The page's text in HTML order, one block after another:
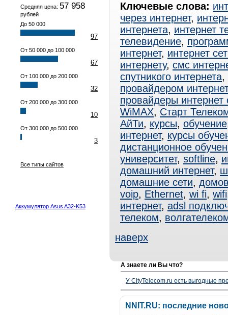
Средняя цена: 57 958
рублей
До 50 000
97
От 50 000 до 100 000
67
От 100 000 до 200 000
32
От 200 000 до 300 000
10
От 300 000 до 500 000
3
Все типы сайтов
Аккумулятор Asus A32-K53
Ключевые слова:
через интернет,
интернета, интернет
телевидение,
интернет, интернет
интернету, смс
спутникого интернета,
провайдером
провайдеры интернет
WiMAX, Старт
АйТи, курсы, обучение
интернет, курсы
дистанционное
университет, softline,
домашний интернет,
домашние сети,
voip, Ethernet, wi fi, wifi
интернет, adsl
телеком,
наверх
А знаете ли Вы что?
У CityTelecom.ru есть выгодные
NNIT.RU: последние